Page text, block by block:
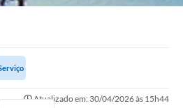
Atualizado em: 30/04/2026 às 15h44